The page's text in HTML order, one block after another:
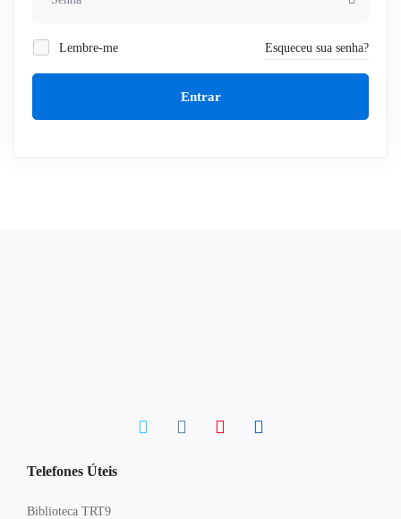
Lembre-me Esqueceu sua senha?
Entrar
Telefones Úteis
Biblioteca TRT9